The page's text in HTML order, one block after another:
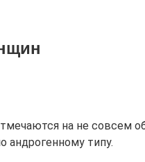
на не совсем
андрогенному типу.